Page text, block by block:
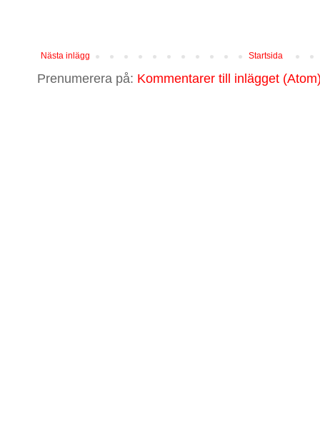
Nästa inlägg Startsida
Prenumerera på: Kommentarer till inlägget